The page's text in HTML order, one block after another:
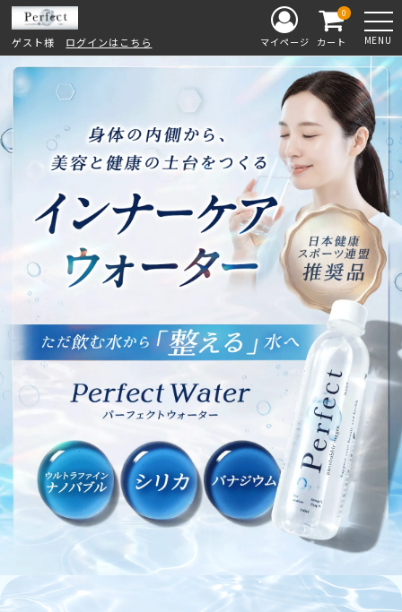
ゲスト様 ログインはこちら MENU
マイページ カート
0